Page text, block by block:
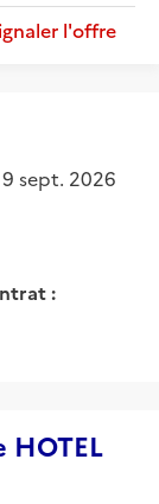
l'offre
9 sept. 2026
:
HOTEL